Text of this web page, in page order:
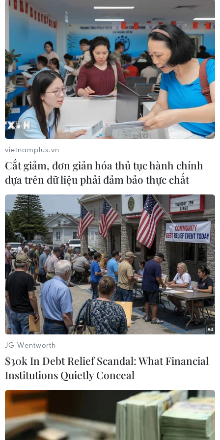
Đặc biệt, đây là lần đầu tiên Tiên Cookie có sự
kết hợp cùng Hương Tràm - quán quân Giọng
hát Việt mùa đầu tiên. “Đây sẽ là một trải
nghiệm thú vị và Tiên cảm thấy thích thú với
điều đó. Hương Tràm không chỉ hát hay mà còn
là một cô gái rất cá tính và giàu năng lượng,”
nhạc sỹ Tiên Cookie nói.
Đây cũng là năm đầu tiên Soobin Hoàng Sơn
ngồi “ghế nóng” của chương trình truyền hình
vietnamplus.vn
Cắt giảm, đơn giản hóa thủ tục hành chính
dựa trên dữ liệu phải đảm bảo thực chất
JG Wentworth
$30k In Debt Relief Scandal: What Financial
Institutions Quietly Conceal